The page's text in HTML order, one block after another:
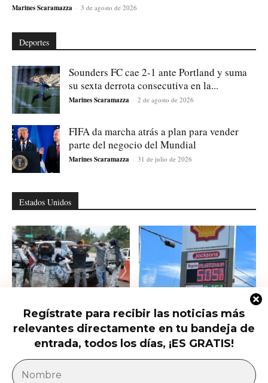
Regístrate para recibir las noticias más
relevantes directamente en tu bandeja de
entrada, todos los días, ¡ES GRATIS!
Marines Scaramazza - 3 de agosto de 2026
Deportes
Sounders FC cae 2-1 ante Portland y suma
su sexta derrota consecutiva en la...
Marines Scaramazza - 2 de agosto de 2026
FIFA da marcha atrás a plan para vender
parte del negocio del Mundial
Marines Scaramazza - 31 de julio de 2026
Estados Unidos
Ofrecen 25 millones por el nuevo
líder del CJNG y hay...
Las petroleras siguen haciendo su
agosto: El conflicto con Irán
dispara...
América Latina